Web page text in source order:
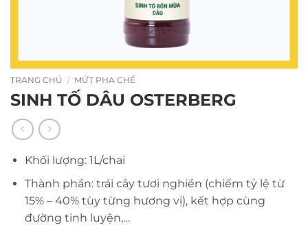
TRANG CHỦ / MỨT PHA CHẾ
SINH TỐ DÂU OSTERBERG
Khối lượng: 1L/chai
Thành phần: trái cây tươi nghiền (chiếm tỷ lệ từ
15% – 40% tùy từng hương vị), kết hợp cùng
đường tinh luyện,…